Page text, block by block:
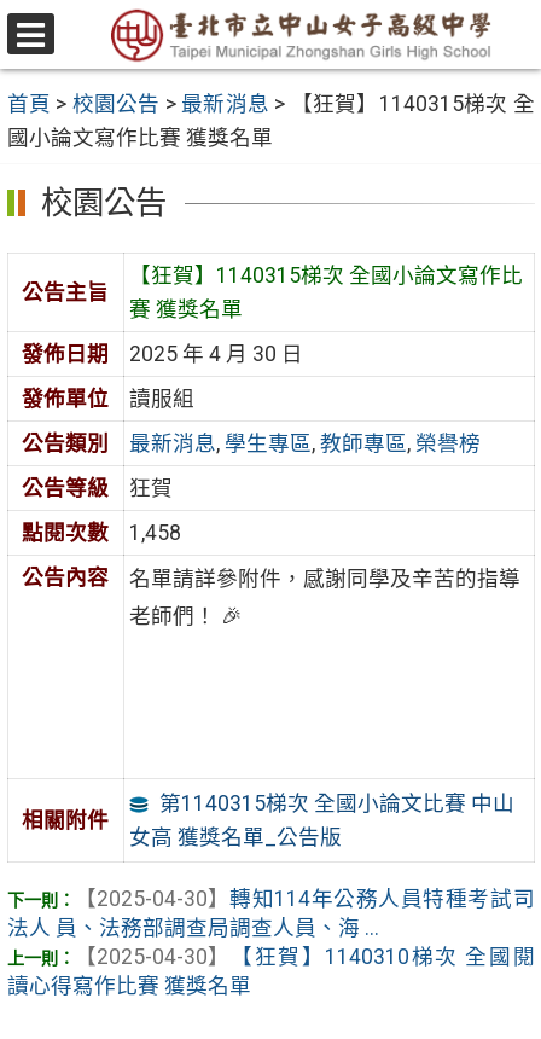
跳
至
要
內
容
區
選
單
首頁 > 校園公告 > 最新消息 >
【狂賀】1140315梯次 全
國小論文寫作比賽 獲獎名單
校園公告
公告主旨
【狂賀】1140315梯次 全國小論文寫作比
賽 獲獎名單
發佈日期
2025 年 4 月 30 日
發佈單位
讀服組
公告類別
最新消息, 學生專區, 教師專區, 榮譽榜
公告等級
狂賀
點閱次數
1,458
公告內容
名單請詳參附件，感謝同學及辛苦的指導
老師們！ 🎉
相關附件
第1140315梯次 全國小論文比賽 中山
女高 獲獎名單_公告版
【2025-04-30】 轉知114年公務人員特種考試司
法人 員、法務部調查局調查人員、海 ...
【2025-04-30】
【狂賀】1140310梯次 全國閱
讀心得寫作比賽 獲獎名單